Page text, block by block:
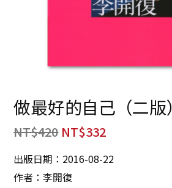
做最好的自己（二版）
NT$420 NT$332
出版日期：2016-08-22
作者：李開復